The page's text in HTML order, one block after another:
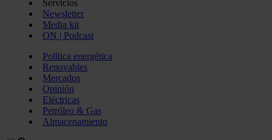
Servicios
Newsletter
Media kit
ON | Podcast
Política energética
Renovables
Mercados
Opinión
Eléctricas
Petróleo & Gas
Almacenamiento